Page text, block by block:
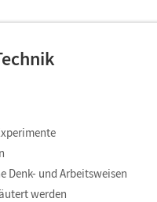
und Arbeitsweisen
werden